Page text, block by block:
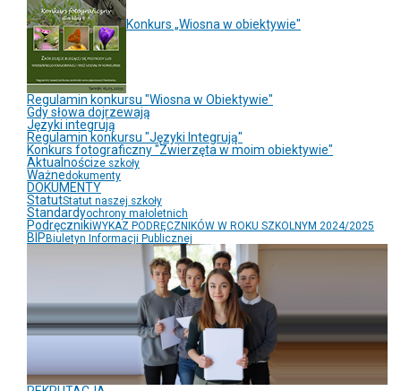
Konkurs „Wiosna w obiektywie"
Regulamin konkursu "Wiosna w Obiektywie"
Gdy słowa dojrzewają
Języki integrują
Regulamin konkursu "Języki Integrują"
Konkurs fotograficzny "Zwierzęta w moim obiektywie"
Aktualnościze szkoły
Ważnedokumenty
DOKUMENTY
StatutStatut naszej szkoły
Standardyochrony małoletnich
PodręcznikiWYKAZ PODRĘCZNIKÓW W ROKU SZKOLNYM 2024/2025
BIPBiuletyn Informacji Publicznej